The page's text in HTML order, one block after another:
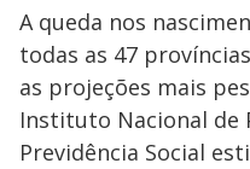
A queda nos
todas as 47
as projeções mais
Instituto Nacional de
Previdência Social